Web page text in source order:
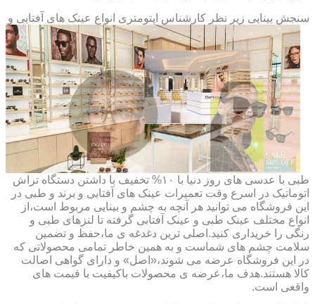
سنجش بینایی زیر نظر کارشناس اپتومتری انواع عینک های آفتابی و
طبی با عدسی های روز دنیا با ۱۰% تخفیف با داشتن دستگاه تراش
اتوماتیک در اسرع وقت تعمیرات عینک های آفتابی و برند و طبی در
این فروشگاه می توانید هر آنچه به چشم و بینایی مربوط است،از
انواع مختلف عینک طبی و عینک آفتابی گرفته تا لنزهای طبی و
رنگی را خریداری کنید.اصلی ترین دغدغه ی ما،حفظ و تضمین
سلامت چشم های شماست و به همین خاطر تمامی محصولاتی که
در این فروشگاه عرضه می شوند،«اصل» و دارای گواهی اصالت
کالا هستند.هدف ما،عرضه ی محصولات باکیفیت با قیمت های
واقعی است.